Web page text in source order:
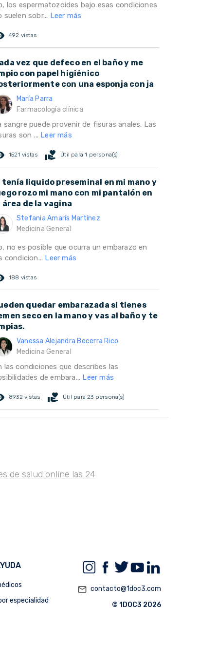
los espermatozoides bajo esas condiciones
suelen sobr... Leer más
492 vistas
vez que defeco en el baño y me
con papel higiénico
con una esponja con ja
María Parra
Farmacología clínica
sangre puede provenir de fisuras anales. Las
son ... Leer más
1521 vistas volunteer_activism Útil para 1 persona(s)
tenía liquido preseminal en mi mano y
rozo mi mano con mi pantalón en
área de la vagina
Stefania Amarís Martínez
Medicina General
no es posible que ocurra un embarazo en
condicion... Leer más
188 vistas
quedar embarazada si tienes
seco en la mano y vas al baño y te
Vanessa Alejandra Becerra Rico
Medicina General
las condiciones que describes las
de embara... Leer más
8932 vistas volunteer_activism Útil para 23 persona(s)
de salud online las 24
especialidad
mail_outline contacto@1doc3.com
© 1DOC3 2026